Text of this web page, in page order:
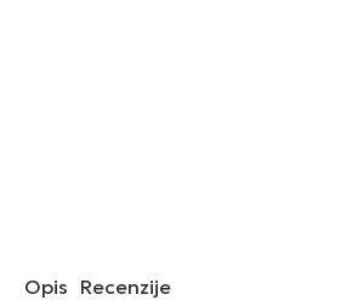
Opis Recenzije